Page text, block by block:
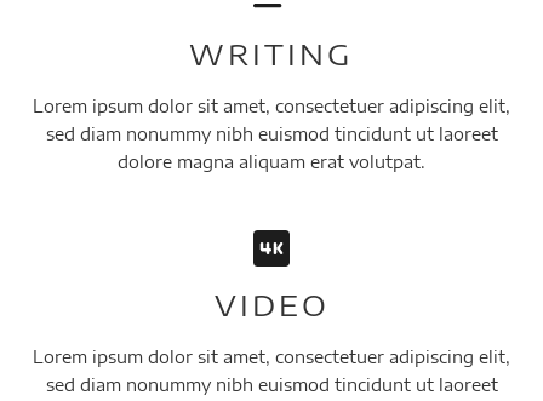
WRITING
Lorem ipsum dolor sit amet, consectetuer adipiscing elit,
sed diam nonummy nibh euismod tincidunt ut laoreet
dolore magna aliquam erat volutpat.
VIDEO
Lorem ipsum dolor sit amet, consectetuer adipiscing elit,
sed diam nonummy nibh euismod tincidunt ut laoreet